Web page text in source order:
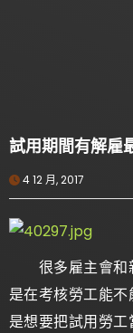
試用期間有解雇
4 12 月, 2017
很多雇主會和
是在考核勞工能
是想要把試用勞